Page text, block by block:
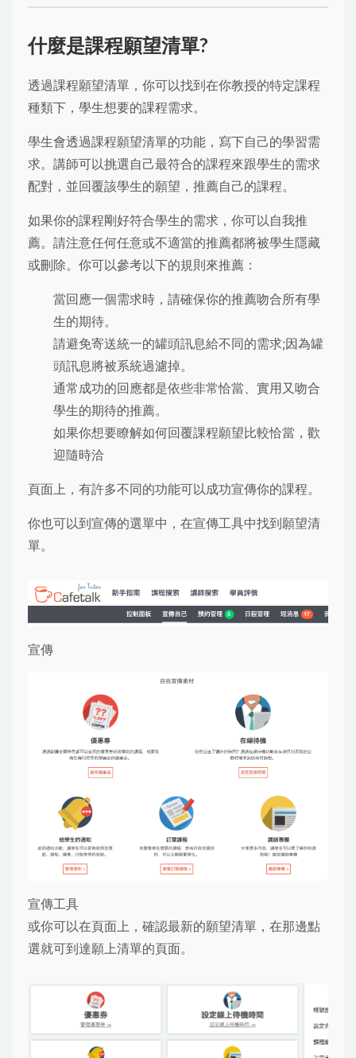
什麼是課程願望清單?
透過課程願望清單，你可以找到在你教授的特定課程
種類下，學生想要的課程需求。
學生會透過課程願望清單的功能，寫下自己的學習需
求。講師可以挑選自己最符合的課程來跟學生的需求
配對，並回覆該學生的願望，推薦自己的課程。
如果你的課程剛好符合學生的需求，你可以自我推
薦。請注意任何任意或不適當的推薦都將被學生隱藏
或刪除。你可以參考以下的規則來推薦：
當回應一個需求時，請確保你的推薦吻合所有學
生的期待。
請避免寄送統一的罐頭訊息給不同的需求;因為罐
頭訊息將被系統過濾掉。
通常成功的回應都是依些非常恰當、實用又吻合
學生的期待的推薦。
如果你想要瞭解如何回覆課程願望比較恰當，歡
迎隨時洽
頁面上，有許多不同的功能可以成功宣傳你的課程。
你也可以到宣傳的選單中，在宣傳工具中找到願望清
單。
宣傳
宣傳工具
或你可以在頁面上，確認最新的願望清單，在那邊點
選就可到達願上清單的頁面。